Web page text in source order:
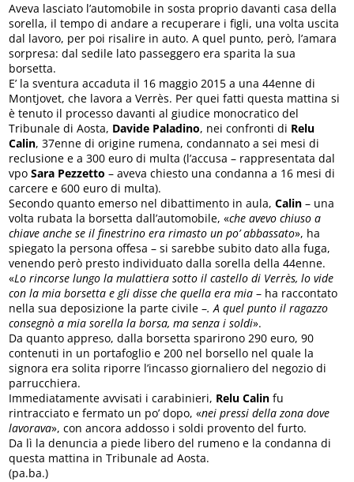
Aveva lasciato l’automobile in sosta proprio davanti casa della
sorella, il tempo di andare a recuperare i figli, una volta uscita
dal lavoro, per poi risalire in auto. A quel punto, però, l’amara
sorpresa: dal sedile lato passeggero era sparita la sua
borsetta.
E’ la sventura accaduta il 16 maggio 2015 a una 44enne di
Montjovet, che lavora a Verrès. Per quei fatti questa mattina si
è tenuto il processo davanti al giudice monocratico del
Tribunale di Aosta, Davide Paladino, nei confronti di Relu
Calin, 37enne di origine rumena, condannato a sei mesi di
reclusione e a 300 euro di multa (l’accusa – rappresentata dal
vpoSara Pezzetto – aveva chiesto una condanna a 16 mesi di
carcere e 600 euro di multa).
Secondo quanto emerso nel dibattimento in aula,Calin – una
volta rubata la borsetta dall’automobile, «che avevo chiuso a
chiave anche se il finestrino era rimasto un po’ abbassato», ha
spiegato la persona offesa – si sarebbe subito dato alla fuga,
venendo però presto individuato dalla sorella della 44enne.
«Lo rincorse lungo la mulattiera sotto il castello di Verrès, lo vide
con la mia borsetta e gli disse che quella era mia – ha raccontato
nella sua deposizione la parte civile –. A quel punto il ragazzo
consegnò a mia sorella la borsa, ma senza i soldi».
Da quanto appreso, dalla borsetta sparirono 290 euro, 90
contenuti in un portafoglio e 200 nel borsello nel quale la
signora era solita riporre l’incasso giornaliero del negozio di
parrucchiera.
Immediatamente avvisati i carabinieri, Relu Calin fu
rintracciato e fermato un po’ dopo, «nei pressi della zona dove
lavorava», con ancora addosso i soldi provento del furto.
Da lì la denuncia a piede libero del rumeno e la condanna di
questa mattina in Tribunale ad Aosta.
(pa.ba.)